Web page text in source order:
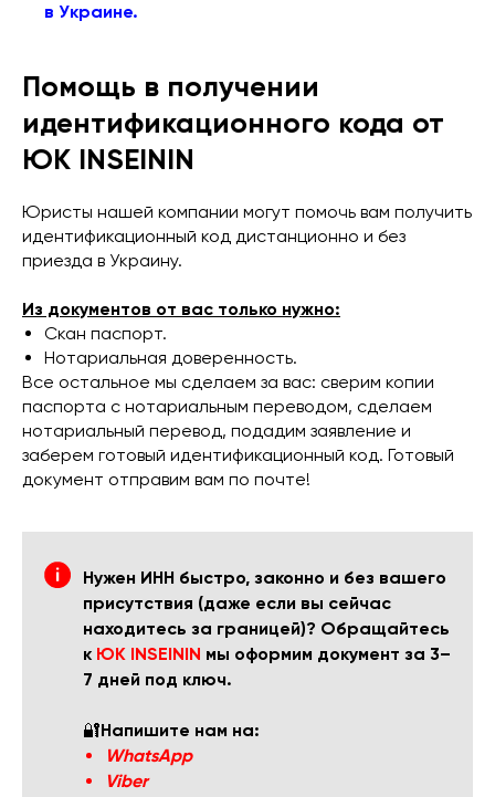
в Украине.
Помощь в получении
идентификационного кода от
ЮК INSEININ
Юристы нашей компании могут помочь вам получить
идентификационный код дистанционно и без
приезда в Украину.
Из документов от вас только нужно:
Скан паспорт.
Нотариальная доверенность.
Все остальное мы сделаем за вас: сверим копии
паспорта с нотариальным переводом, сделаем
нотариальный перевод, подадим заявление и
заберем готовый идентификационный код. Готовый
документ отправим вам по почте!
Нужен ИНН быстро, законно и без вашего
присутствия (даже если вы сейчас
находитесь за границей)? Обращайтесь
к ЮК INSEININ мы оформим документ за 3–
7 дней под ключ.
🔐Напишите нам на:
WhatsApp
Viber